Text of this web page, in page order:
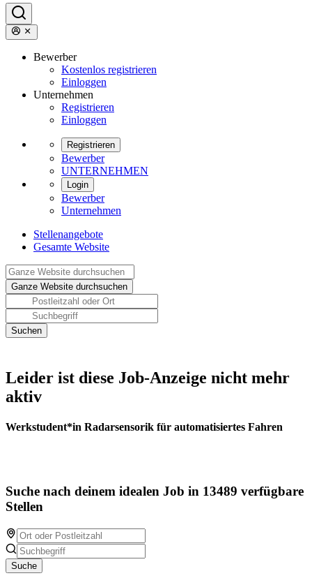
Bewerber
Kostenlos registrieren
Einloggen
Unternehmen
Registrieren
Einloggen
Registrieren
Bewerber
UNTERNEHMEN
Login
Bewerber
Unternehmen
Stellenangebote
Gesamte Website
Leider ist diese Job-Anzeige nicht mehr
aktiv
Werkstudent*in Radarsensorik für automatisiertes Fahren
Suche nach deinem idealen Job in 13489 verfügbare
Stellen
Suche